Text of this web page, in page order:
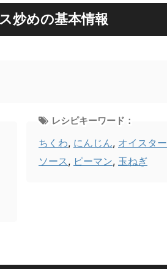
炒めの基本情報
レシピキーワード：
ちくわ, にんじん, オイスター
ソース, ピーマン, 玉ねぎ